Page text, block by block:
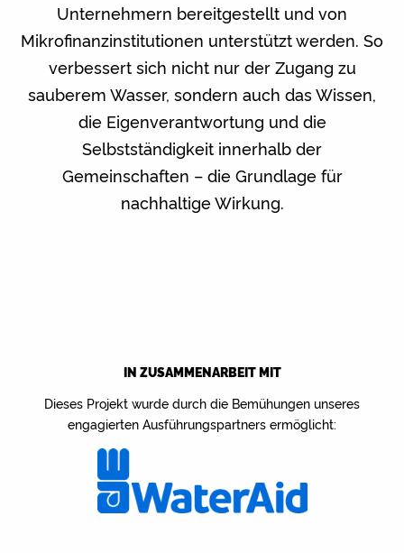
Unternehmern bereitgestellt und von
Mikrofinanzinstitutionen unterstützt werden. So
verbessert sich nicht nur der Zugang zu
sauberem Wasser, sondern auch das Wissen,
die Eigenverantwortung und die
Selbstständigkeit innerhalb der
Gemeinschaften – die Grundlage für
nachhaltige Wirkung.
IN ZUSAMMENARBEIT MIT
Dieses Projekt wurde durch die Bemühungen unseres
engagierten Ausführungspartners ermöglicht: